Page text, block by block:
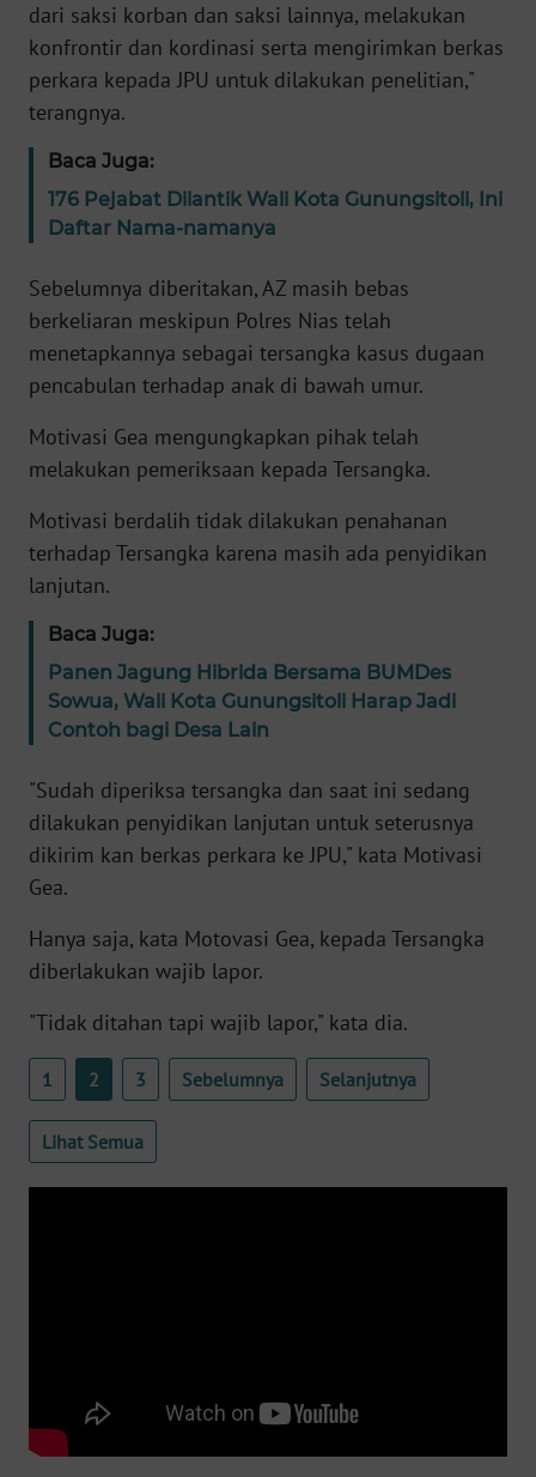
dari saksi korban dan saksi lainnya, melakukan
konfrontir dan kordinasi serta mengirimkan berkas
perkara kepada JPU untuk dilakukan penelitian,"
terangnya.
Baca Juga:
176 Pejabat Dilantik Wali Kota Gunungsitoli, Ini
Daftar Nama-namanya
Sebelumnya diberitakan, AZ masih bebas
berkeliaran meskipun Polres Nias telah
menetapkannya sebagai tersangka kasus dugaan
pencabulan terhadap anak di bawah umur.
Motivasi Gea mengungkapkan pihak telah
melakukan pemeriksaan kepada Tersangka.
Motivasi berdalih tidak dilakukan penahanan
terhadap Tersangka karena masih ada penyidikan
lanjutan.
Baca Juga:
Panen Jagung Hibrida Bersama BUMDes
Sowua, Wali Kota Gunungsitoli Harap Jadi
Contoh bagi Desa Lain
"Sudah diperiksa tersangka dan saat ini sedang
dilakukan penyidikan lanjutan untuk seterusnya
dikirim kan berkas perkara ke JPU," kata Motivasi
Gea.
Hanya saja, kata Motovasi Gea, kepada Tersangka
diberlakukan wajib lapor.
"Tidak ditahan tapi wajib lapor," kata dia.
1 2 3 Sebelumnya Selanjutnya
Lihat Semua
KONTAK
KAMI
INFO
IKLAN
TENTANG
KAMI
PEDOMAN
MEDIA
SIBER
KARIR
DISCLAIMER
WN
SUMUT
WN
JAKARTA
WN
WN
NTT
WN
KEPRI
WN